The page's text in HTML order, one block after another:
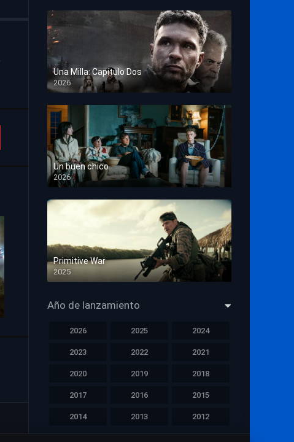
Una Milla: Capítulo Dos
2026
HD 1080p
Un buen chico
2026
HD 1080p
Primitive War
2025
HD 1080p
Año de lanzamiento
2026 2025 2024
2023 2022 2021
2020 2019 2018
2017 2016 2015
2014 2013 2012